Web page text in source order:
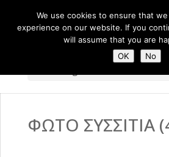
ΦΩΤΟ ΣΥΣΣΙΤΙΑ
We use cookies to ensure that
experience on our website. If you
will assume that you are
OK
No